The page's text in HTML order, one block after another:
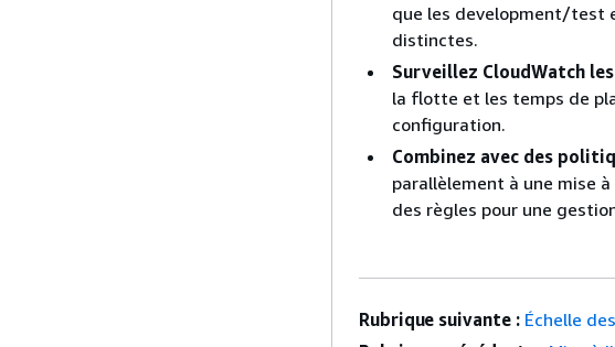
que les development/test
distinctes.
Surveillez CloudWatch
la flotte et les temps de
configuration.
Combinez avec des
parallèlement à une mise
des règles pour une
Rubrique suivante : Échelle